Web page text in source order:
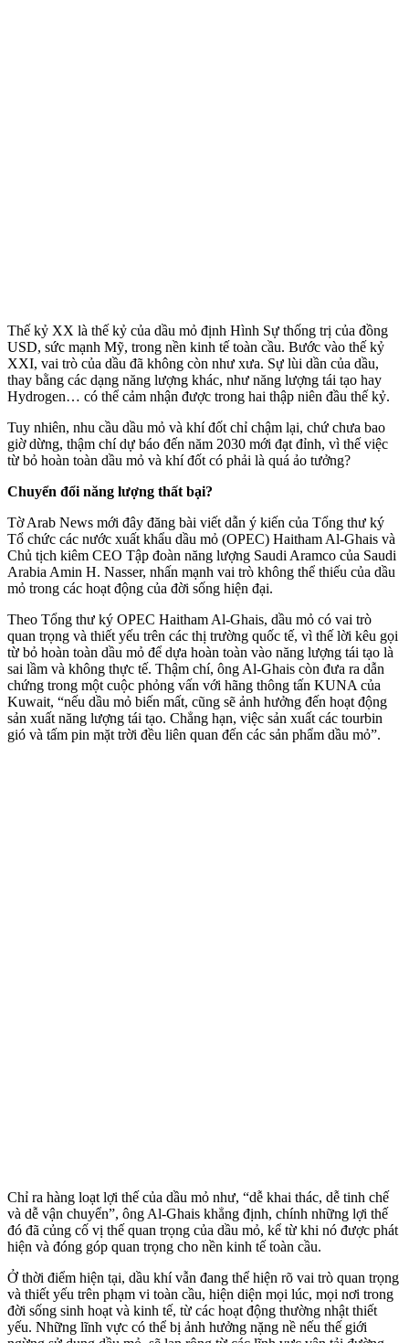
Thế kỷ XX là thế kỷ của dầu mỏ định Hình Sự thống trị của đồng
USD, sức mạnh Mỹ, trong nền kinh tế toàn cầu. Bước vào thế kỷ
XXI, vai trò của dầu đã không còn như xưa. Sự lùi dần của dầu,
thay bằng các dạng năng lượng khác, như năng lượng tái tạo hay
Hydrogen… có thể cảm nhận được trong hai thập niên đầu thế kỷ.
Tuy nhiên, nhu cầu dầu mỏ và khí đốt chỉ chậm lại, chứ chưa bao
giờ dừng, thậm chí dự báo đến năm 2030 mới đạt đỉnh, vì thế việc
từ bỏ hoàn toàn dầu mỏ và khí đốt có phải là quá ảo tưởng?
Chuyển đổi năng lượng thất bại?
Tờ Arab News mới đây đăng bài viết dẫn ý kiến của Tổng thư ký
Tổ chức các nước xuất khẩu dầu mỏ (OPEC) Haitham Al-Ghais và
Chủ tịch kiêm CEO Tập đoàn năng lượng Saudi Aramco của Saudi
Arabia Amin H. Nasser, nhấn mạnh vai trò không thể thiếu của dầu
mỏ trong các hoạt động của đời sống hiện đại.
Theo Tổng thư ký OPEC Haitham Al-Ghais, dầu mỏ có vai trò
quan trọng và thiết yếu trên các thị trường quốc tế, vì thế lời kêu gọi
từ bỏ hoàn toàn dầu mỏ để dựa hoàn toàn vào năng lượng tái tạo là
sai lầm và không thực tế. Thậm chí, ông Al-Ghais còn đưa ra dẫn
chứng trong một cuộc phỏng vấn với hãng thông tấn KUNA của
Kuwait, “nếu dầu mỏ biến mất, cũng sẽ ảnh hưởng đến hoạt động
sản xuất năng lượng tái tạo. Chẳng hạn, việc sản xuất các tourbin
gió và tấm pin mặt trời đều liên quan đến các sản phẩm dầu mỏ”.
Chỉ ra hàng loạt lợi thế của dầu mỏ như, “dễ khai thác, dễ tinh chế
và dễ vận chuyển”, ông Al-Ghais khẳng định, chính những lợi thế
đó đã củng cố vị thế quan trọng của dầu mỏ, kể từ khi nó được phát
hiện và đóng góp quan trọng cho nền kinh tế toàn cầu.
Ở thời điểm hiện tại, dầu khí vẫn đang thể hiện rõ vai trò quan trọng
và thiết yếu trên phạm vi toàn cầu, hiện diện mọi lúc, mọi nơi trong
đời sống sinh hoạt và kinh tế, từ các hoạt động thường nhật thiết
yếu. Những lĩnh vực có thể bị ảnh hưởng nặng nề nếu thế giới